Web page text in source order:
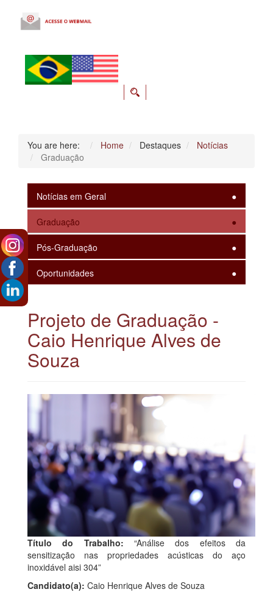
You are here: Home Destaques
Notícias
Graduação
Notícias em Geral
Graduação
Pós-Graduação
Oportunidades
Projeto de Graduação -
Caio Henrique Alves de
Souza
Título do Trabalho: “Análise dos efeitos da
sensitização nas propriedades acústicas do aço
inoxidável aisi 304”
Candidato(a): Caio Henrique Alves de Souza